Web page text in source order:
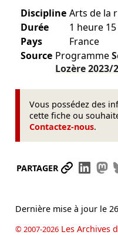
Discipline Arts de la
Durée
1 heure 15
Pays
France
Source Programme
Lozère2023/
Vous possédez des
cette fiche ou
Contactez-nous.
PARTAGER Partager
Dernière mise à jour le
© 2007-2026Les Archives